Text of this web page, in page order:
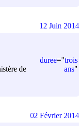
de
duree="trois
ans"
12 Juin 2014
02 Février 2014